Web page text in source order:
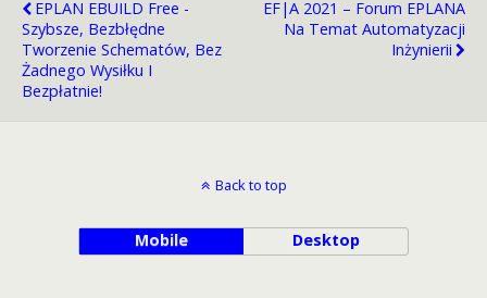
EPLAN EBUILD Free -
Szybsze, Bezbłędne
Tworzenie Schematów, Bez
Żadnego Wysiłku I
Bezpłatnie!
EF|A 2021 – Forum EPLANA
Na Temat Automatyzacji
Inżynierii
Back to top
Mobile Desktop